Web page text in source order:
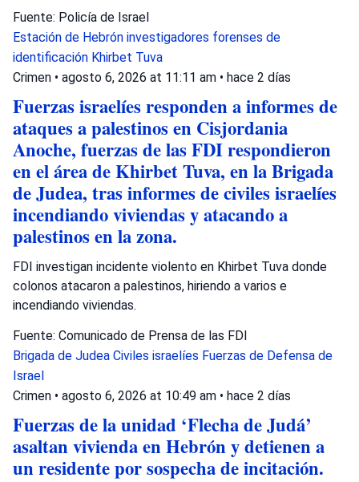
Fuente: Policía de Israel
Estación de Hebrón investigadores forenses de
identificación Khirbet Tuva
Crimen • agosto 6, 2026 at 11:11 am • hace 2 días
Fuerzas israelíes responden a informes de
ataques a palestinos en Cisjordania
Anoche, fuerzas de las FDI respondieron
en el área de Khirbet Tuva, en la Brigada
de Judea, tras informes de civiles israelíes
incendiando viviendas y atacando a
palestinos en la zona.
FDI investigan incidente violento en Khirbet Tuva donde
colonos atacaron a palestinos, hiriendo a varios e
incendiando viviendas.
Fuente: Comunicado de Prensa de las FDI
Brigada de Judea Civiles israelíes Fuerzas de Defensa de
Israel
Crimen • agosto 6, 2026 at 10:49 am • hace 2 días
Fuerzas de la unidad ‘Flecha de Judá’
asaltan vivienda en Hebrón y detienen a
un residente por sospecha de incitación.